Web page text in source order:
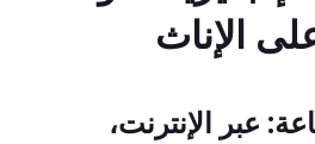
الإناث
عبر الإنترنت،